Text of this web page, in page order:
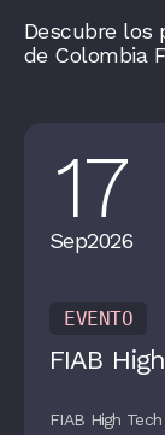
Descubre los
de Colombia
17
Sep2026
EVENTO
FIAB
FIAB High